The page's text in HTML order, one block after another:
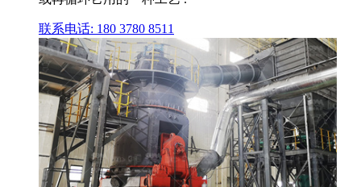
联系电话: 180 3780 8511